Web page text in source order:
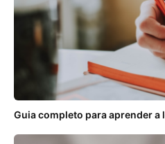
Guia completo para aprender a